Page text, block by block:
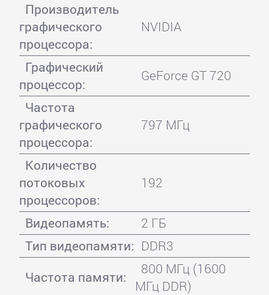
Производитель
графического
процессора:
NVIDIA
Графический
процессор:
GeForce GT 720
Частота
графического
процессора:
797 МГц
Количество
потоковых
процессоров:
192
Видеопамять:
2 ГБ
Тип видеопамяти: DDR3
Частота памяти:
800 МГц (1600
МГц DDR)